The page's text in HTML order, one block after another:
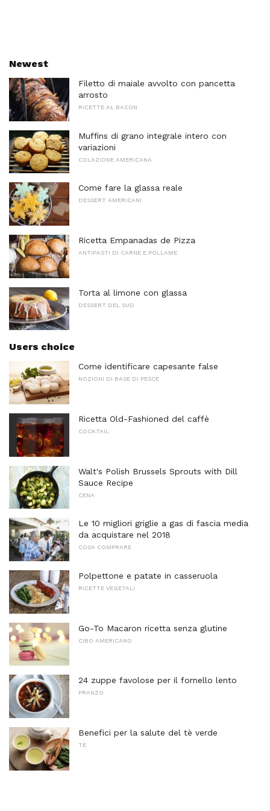
Newest
Filetto di maiale avvolto con pancetta
arrosto
RICETTE AL BACON
Muffins di grano integrale intero con
variazioni
COLAZIONE AMERICANA
Come fare la glassa reale
DESSERT AMERICANI
Ricetta Empanadas de Pizza
ANTIPASTI DI CARNE E POLLAME
Torta al limone con glassa
DESSERT DEL SUD
Users choice
Come identificare capesante false
NOZIONI DI BASE DI PESCE
Ricetta Old-Fashioned del caffè
COCKTAIL
Walt's Polish Brussels Sprouts with Dill
Sauce Recipe
CENA
Le 10 migliori griglie a gas di fascia media
da acquistare nel 2018
COSA COMPRARE
Polpettone e patate in casseruola
RICETTE VEGETALI
Go-To Macaron ricetta senza glutine
CIBO AMERICANO
24 zuppe favolose per il fornello lento
PRANZO
Benefici per la salute del tè verde
TÈ